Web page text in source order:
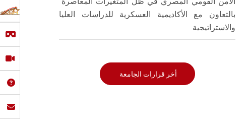
بالتعاون مع الأكاديمية العسكرية للدراسات العليا
والاستراتيجية
أخر قرارات الجامعة